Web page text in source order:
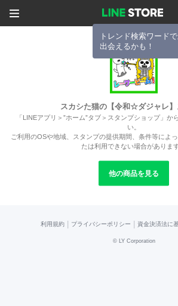
トレンド検索ワード
出会えるかも！
スカシた猫の【令和☆ダジャレ
「LINEアプリ＞”ホーム”タブ＞スタンプショップ」か
い。
ご利用のOSや地域、スタンプの提供期間、条件等によ
たは利用できない場合があります
他の商品を見る
利用規約 プライバシーポリシー 資金決済法に
© LY Corporation